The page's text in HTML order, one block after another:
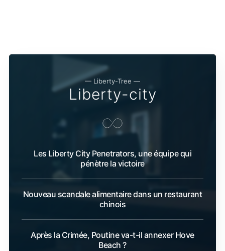
— Liberty-Tree —
Liberty-city
Les Liberty City Penetrators, une équipe qui
pénètre la victoire
Nouveau scandale alimentaire dans un restaurant
chinois
Après la Crimée, Poutine va-t-il annexer Hove
Beach ?